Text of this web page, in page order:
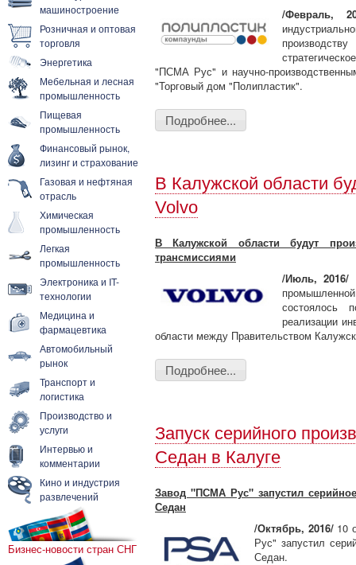
машиностроение
Розничная и оптовая
торговля
Энергетика
Мебельная и лесная
промышленность
Пищевая
промышленность
Финансовый рынок,
лизинг и страхование
Газовая и нефтяная
отрасль
Химическая
промышленность
Легкая
промышленность
Электроника и IT-
технологии
Медицина и
фармацевтика
Автомобильный
рынок
Транспорт и
логистика
Производство и
услуги
Интервью и
комментарии
Кино и индустрия
развлечений
Бизнес-новости стран СНГ
/Февраль,
"ПСМА Рус" и научно-
"Торговый дом "Полипластик".
Подробнее...
В Калужской области
Volvo
В Калужской области будут
трансмиссиями
/Июль, 2016/
состоялось
реализации
области между Правительством
Подробнее...
Запуск серийного
Седан в Калуге
Завод "ПСМА Рус" запустил
Седан
/Октябрь, 2016/10
Рус" запустил
Седан.